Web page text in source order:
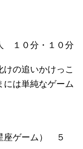
１０分・１０分
の追いかけっこ
は単純なゲーム
座ゲーム） ５